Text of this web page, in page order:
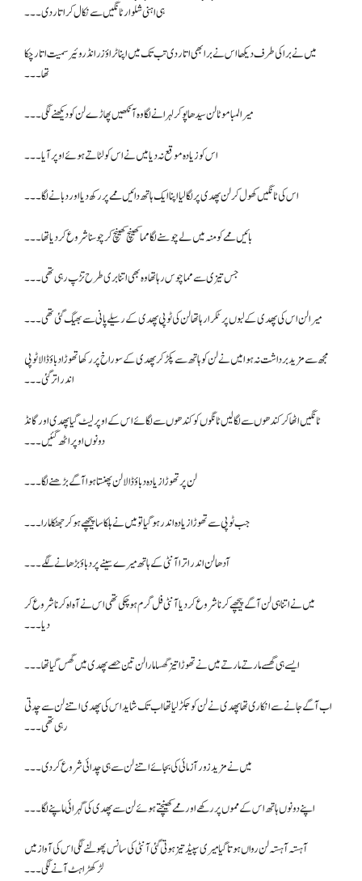
ہی اہنی شلوار ٹانگیں سے نکال کر اتار دی۔۔۔
میں نے برا کی طرف دیکھا اس نے برا بھی اتار دی تب تک میں اپنا ٹراؤزر انڈروئیر سمیت اتار چکا
تھا۔۔۔
میرا لمبا موٹا لن سیدھا پو کر لہرانے لگا وہ آنکھیں پھاڑے لن کو دیکھنے لگی۔۔۔
اس کو زیادہ موقع نہ دیا میں نے اس کو لٹاتے ہوئے اوپر آیا ۔۔۔
اس کی ٹانگیں کھول کر لن پھدی پر لگا لیا اپنا ایک ہاتھ دائیں ممے پر رکھ دیا اور دبانے لگا۔۔۔
بائیں ممے کو منہ میں لے چوسنے لگا مما کھینچ کھینچ کر چوسنا شروع کر دیا تھا۔۔۔
جس تیزی سے مما چوس رہا تھا وہ بھی اتنا بری طرح تڑپ رہی تھی۔۔۔
میرا لن اس کی پھدی کے لبوں پر ٹکرا رہا تھا لن کی ٹوپی پھدی کے رسیلے پانی سے بھیگ گئی تھی۔۔۔
مجھ سے مزید برداشت نہ ہوا میں نے لن کو ہاتھ سے پکڑ کر پھدی کے سوراخ پر رکھا تھوڑا دباؤ ڈالا ٹوپی
اندر اتر گئی۔۔۔
ٹانگیں اٹھا کر کندھوں سے لگا لیں ٹانگوں کو کندھوں سے لگائے اس کے اوپر لیٹ گیا پھدی اور گانڈ
دونوں اوپر اٹھ گئیں۔۔۔
لن پر تھوڑا زیادہ دباؤ ڈالا لن پھنستا ہوا آگے بڑھنے لگا۔۔۔
جب ٹوپی سے تھوڑا زیادہ اندر ہو گیا تو میں نے ہلکا سا پیچھے ہو کر جھٹکا مارا ۔۔۔
آدھا لن اندر اترا آنٹی کے ہاتھ میرے سینے پر دباؤ بڑھانے لگے۔۔۔
میں نے اتنا ہی لن آگے پیچھے کرنا شروع کر دیا آنٹی فل گرم ہو چکی تھی اس نے آہ اہ کرنا شروع کر
دیا۔۔۔
ایسے ہی گھسے مارتے مارتے میں نے تھوڑا تیز گھسا مارا لن تین حصے پھدی میں گھس گیا تھا ۔۔۔
اب آگے جانے سے انکاری تھا پھدی نے لن کو جکڑ لیا تھا اب تک شاید اس کی پھدی اتنے لن سے چدتی
رہی تھی ۔۔۔
میں نے مزید زور آزمائی کی بجائے اتنے لن سے ہی چدائی شروع کر دی ۔۔۔
اپنے دونوں ہاتھ اس کے مموں پر رکھے اور ممے کھینچتے ہوئے لن سے پھدی کی گہرائی ماپنے لگا۔۔۔
آہستہ آہستہ لن رواں ہوتا گیا میری سپیڈ تیز ہوتی گئی آنٹی کی سانس پھولنے لگی اس کی آواز میں
لڑکھڑاہٹ آنے لگی۔۔۔